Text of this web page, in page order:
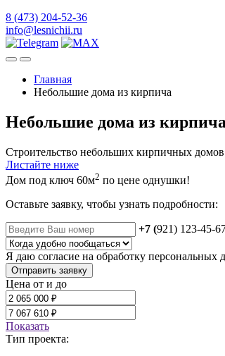
8 (473) 204-52-36
info@lesnichii.ru
Главная
Небольшие дома из кирпича
Небольшие дома из кирпича
Строительство небольших кирпичных
Листайте ниже
Дом под ключ 60м2 по цене однушки!
Оставьте заявку, чтобы узнать подробности:
+7 (921) 123-45-
Я даю согласие на обработку персональных
Отправить заявку
Цена от и до
Показать
Тип проекта: